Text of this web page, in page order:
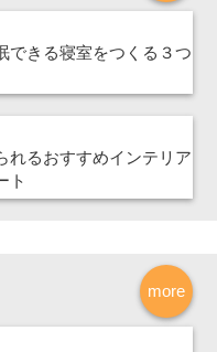
できる寝室をつくる３つ
れるおすすめインテリア
ト
more